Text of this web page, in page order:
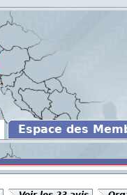
Espace des